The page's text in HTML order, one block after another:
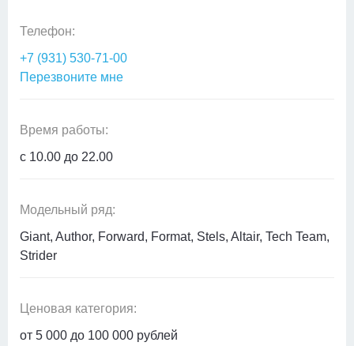
Телефон:
+7 (931) 530-71-00
Перезвоните мне
Время работы:
с 10.00 до 22.00
Модельный ряд:
Giant, Author, Forward, Format, Stels, Altair, Tech Team,
Strider
Ценовая категория:
от 5 000 до 100 000 рублей